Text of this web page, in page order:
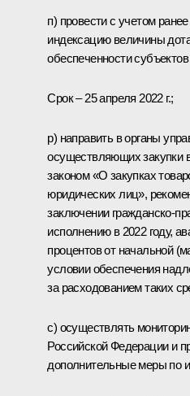
п) провести с учетом
индексацию величины
обеспеченности
Срок – 25 апреля 2022 г.;
р) направить в органы
осуществляющих закупки
законом «О закупках
юридических лиц»,
заключении гражданско-
исполнению в 2022 году,
процентов от начальной
условии обеспечения
за расходованием таких
с) осуществлять
Российской Федерации и
дополнительные меры по